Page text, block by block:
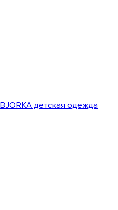
BJORKA детская одежда